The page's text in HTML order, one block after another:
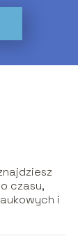
czasu,
i